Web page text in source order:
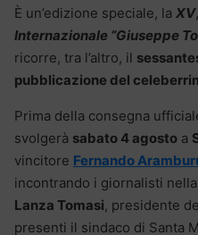
È un’edizione speciale, la XV
Internazionale “Giuseppe
ricorre, tra l’altro, il
pubblicazione del
Prima della consegna
svolgerà sabato 4 agosto a
vincitore Fernando
incontrando i giornalisti
Lanza Tomasi, presidente
presenti il sindaco di Santa